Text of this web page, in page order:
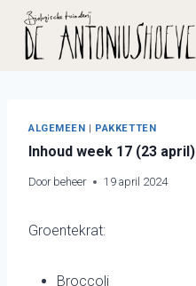
Doorgaan
naar
inhoud
ALGEMEEN | PAKKETTEN
Inhoud week 17 (23 april)
Door beheer 19 april 2024
Groentekrat:
Broccoli